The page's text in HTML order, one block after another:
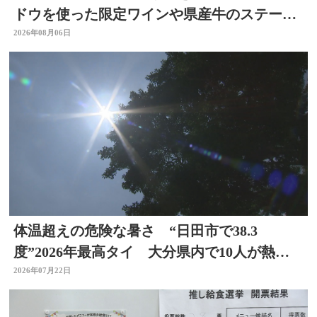
ドウを使った限定ワインや県産牛のステーキ
など 大分
2026年08月06日
体温超えの危険な暑さ “日田市で38.3
度”2026年最高タイ 大分県内で10人が熱中
症疑いで搬送
2026年07月22日